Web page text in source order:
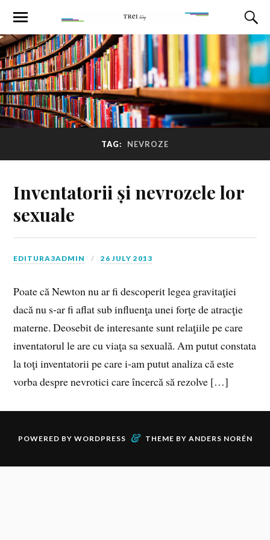
TAG: NEVROZE
Inventatorii și nevrozele lor
sexuale
EDITURA3ADMIN 26 JULY 2013
Poate că Newton nu ar fi descoperit legea gravitaţiei
dacă nu s‑ar fi aflat sub influenţa unei forţe de atracţie
materne. Deosebit de interesante sunt relaţiile pe care
inventatorul le are cu viaţa sa sexuală. Am putut constata
la toţi inventatorii pe care i‑am putut analiza că este
vorba despre nevrotici care încercă să rezolve […]
POWERED BY WORDPRESS & THEME BY ANDERS NORÉN